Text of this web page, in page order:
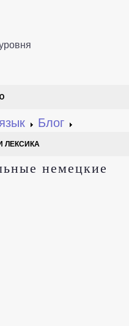
Блог
ЛЕКСИКА
немецкие